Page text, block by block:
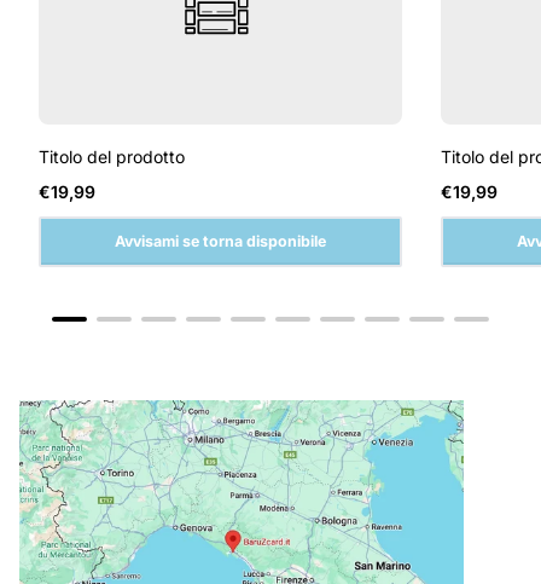
Titolo del prodotto
Prezzo
normale
€19,99
Avvisami se torna disponibile
Titolo del
Prezzo
normale
€19,99